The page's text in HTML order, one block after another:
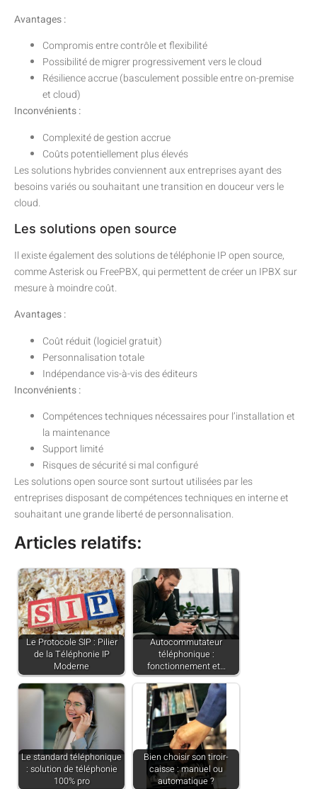
Avantages :
Compromis entre contrôle et flexibilité
Possibilité de migrer progressivement vers le cloud
Résilience accrue (basculement possible entre on-premise
et cloud)
Inconvénients :
Complexité de gestion accrue
Coûts potentiellement plus élevés
Les solutions hybrides conviennent aux entreprises ayant des
besoins variés ou souhaitant une transition en douceur vers le
cloud.
Les solutions open source
Il existe également des solutions de téléphonie IP open source,
comme Asterisk ou FreePBX, qui permettent de créer un IPBX sur
mesure à moindre coût.
Avantages :
Coût réduit (logiciel gratuit)
Personnalisation totale
Indépendance vis-à-vis des éditeurs
Inconvénients :
Compétences techniques nécessaires pour l’installation et
la maintenance
Support limité
Risques de sécurité si mal configuré
Les solutions open source sont surtout utilisées par les
entreprises disposant de compétences techniques en interne et
souhaitant une grande liberté de personnalisation.
Articles relatifs:
Le Protocole SIP : Pilier
de la Téléphonie IP
Moderne
Autocommutateur
téléphonique :
fonctionnement et…
Le standard téléphonique
: solution de téléphonie
100% pro
Bien choisir son tiroir-
caisse : manuel ou
automatique ?